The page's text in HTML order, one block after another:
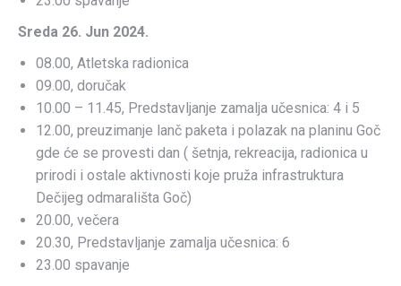
Sreda 26. Jun 2024.
08.00, Atletska radionica
09.00, doručak
10.00 – 11.45, Predstavljanje zamalja učesnica: 4 i 5
12.00, preuzimanje lanč paketa i polazak na planinu Goč
gde će se provesti dan ( šetnja, rekreacija, radionica u
prirodi i ostale aktivnosti koje pruža infrastruktura
Dečijeg odmarališta Goč)
20.00, večera
20.30, Predstavljanje zamalja učesnica: 6
23.00 spavanje